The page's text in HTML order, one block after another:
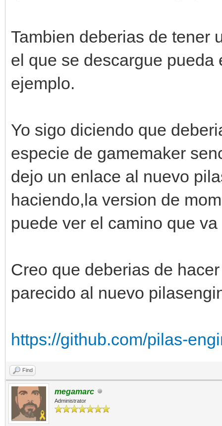
Tambien deberias de tener
el que se descargue
ejemplo.
Yo sigo diciendo que
especie de gamemaker
dejo un enlace al nuevo
haciendo,la version de
puede ver el camino que
Creo que deberias de
parecido al nuevo
https://github.com/pilas-
Find
megamarc
Administrator